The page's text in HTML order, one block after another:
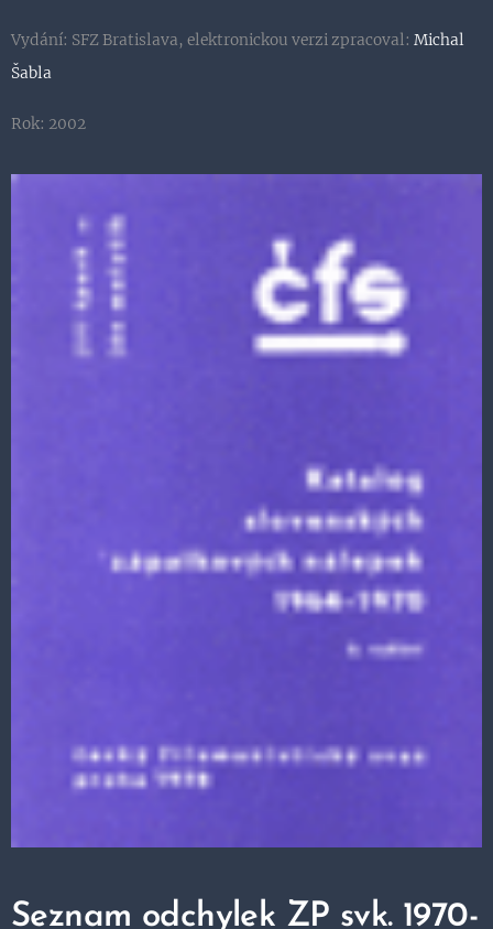
Vydání: SFZ Bratislava, elektronickou verzi zpracoval: Michal
Šabla
Rok: 2002
Seznam odchylek ZP svk. 1970-